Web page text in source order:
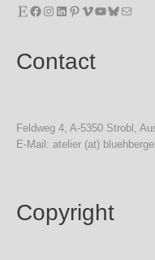
EtsyFacebook
Instagram
LinkedIn
Pinterest
Vimeo
YouTube
Bluesky
E-Mail
Contact
Feldweg 4, A-5350 Strobl,
E-Mail: atelier (at)
Copyright